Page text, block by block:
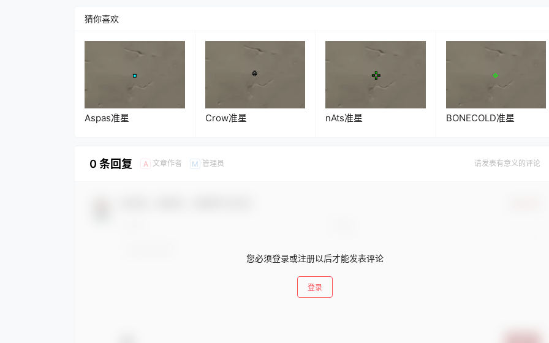
猜你喜欢
Aspas准星 Crow准星 nAts准星 BONECOLD准星
0 条回复 A 文章作者 M 管理员 请发表有意义的评论
您必须登录或注册以后才能发表评论
登录